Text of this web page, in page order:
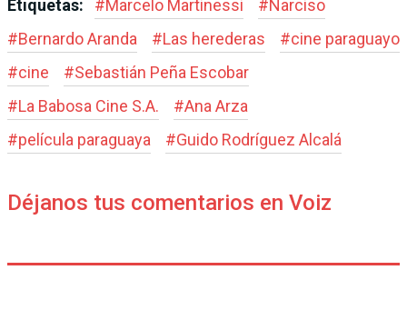
Etiquetas: #Marcelo Martinessi #Narciso
#Bernardo Aranda #Las herederas #cine paraguayo
#cine #Sebastián Peña Escobar
#La Babosa Cine S.A. #Ana Arza
#película paraguaya #Guido Rodríguez Alcalá
Déjanos tus comentarios en Voiz